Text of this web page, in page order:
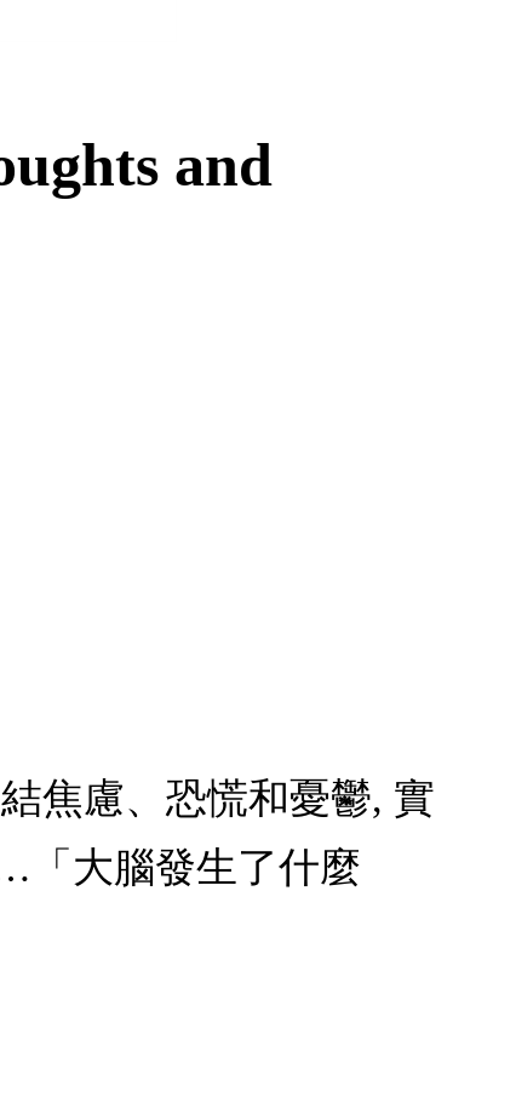
and
焦慮、恐慌和憂鬱, 實
「大腦發生了什麼